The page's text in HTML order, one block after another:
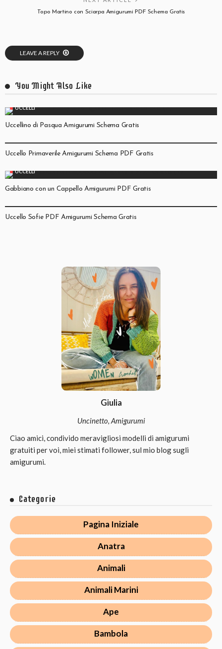
Topo Martino con Sciarpa Amigurumi PDF Schema Gratis
LEAVE A REPLY
You Might Also Like
UCCELLI
Uccellino di Pasqua Amigurumi Schema Gratis
Uccello Primaverile Amigurumi Schema PDF Gratis
UCCELLI
Gabbiano con un Cappello Amigurumi PDF Gratis
Uccello Sofie PDF Amigurumi Schema Gratis
Giulia
Uncinetto, Amigurumi
Ciao amici, condivido meravigliosi modelli di amigurumi
gratuiti per voi, miei stimati follower, sul mio blog sugli
amigurumi.
Categorie
Pagina Iniziale
Anatra
Animali
Animali Marini
Ape
Bambola